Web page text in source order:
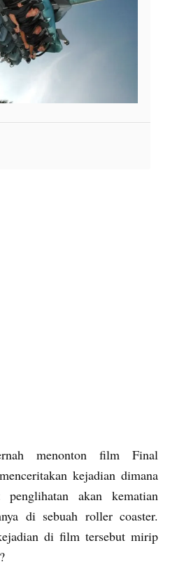
menonton film Final
kejadian dimana
penglihatan akan kematian
di sebuah roller coaster.
di film tersebut mirip